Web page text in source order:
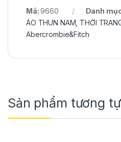
Mã:9660 Danh
ÁO THUN NAM THỜI
Abercrombie&Fitch
Sản phẩm tương tự